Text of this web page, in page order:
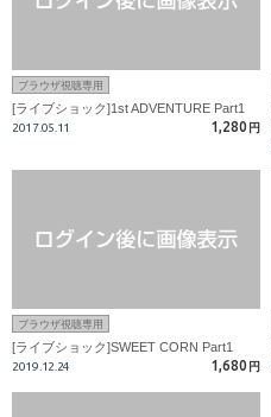
ブラウザ視聴専用
[ライブショック]1st ADVENTURE Part1
2017.05.11 1,280 円
ブラウザ視聴専用
[ライブショック]SWEET CORN Part1
2019.12.24 1,680 円